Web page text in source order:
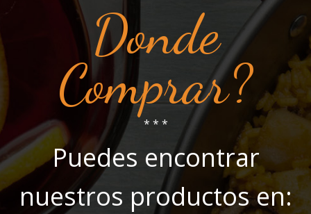
Donde
Comprar?
* * *
Puedes encontrar
nuestros productos en: